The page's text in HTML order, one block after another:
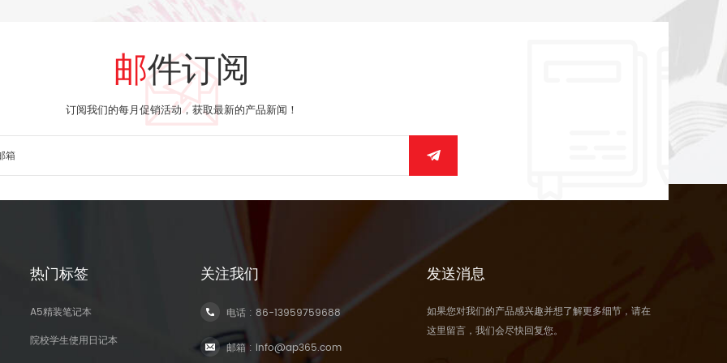
邮件订阅
订阅我们的每月促销活动，获取最新的产品新闻！
热门标签
A5精装笔记本
院校学生使用日记本
关注我们
电话 :86-13959759688
邮箱 : info@ap365.com
发送消息
如果您对我们的产品感兴趣并想了解更多细节，请在
这里留言，我们会尽快回复您。